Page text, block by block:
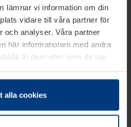
lämnar vi information om din
vidare till våra partner för
och analyser. Våra partner
här informationen med andra
åt dem eller som de har
din användning av tjänsterna.
på din enhet, om de är
av den här webbplatsen.
som helst ändra eller återkalla i
alla cookies